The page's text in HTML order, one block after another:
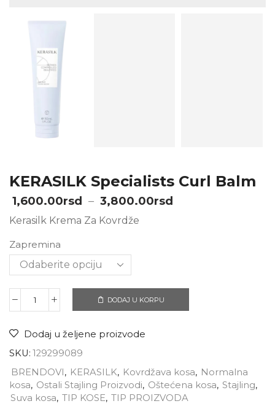
KERASILK Specialists Curl Balm
1,600.00rsd – 3,800.00rsd
Kerasilk Krema Za Kovrdže
Zapremina
DODAJ U KORPU
Dodaj u željene proizvode
SKU: 129299089
BRENDOVI, KERASILK, Kovrdžava kosa, Normalna
kosa, Ostali Stajling Proizvodi, Oštećena kosa, Stajling,
Suva kosa, TIP KOSE, TIP PROIZVODA